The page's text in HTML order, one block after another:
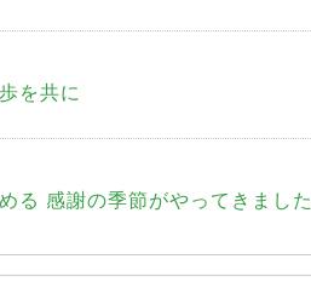
を共に
る 感謝の季節がやってきました